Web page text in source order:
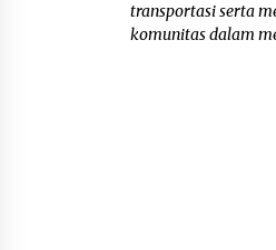
transportasi serta
komunitas dalam